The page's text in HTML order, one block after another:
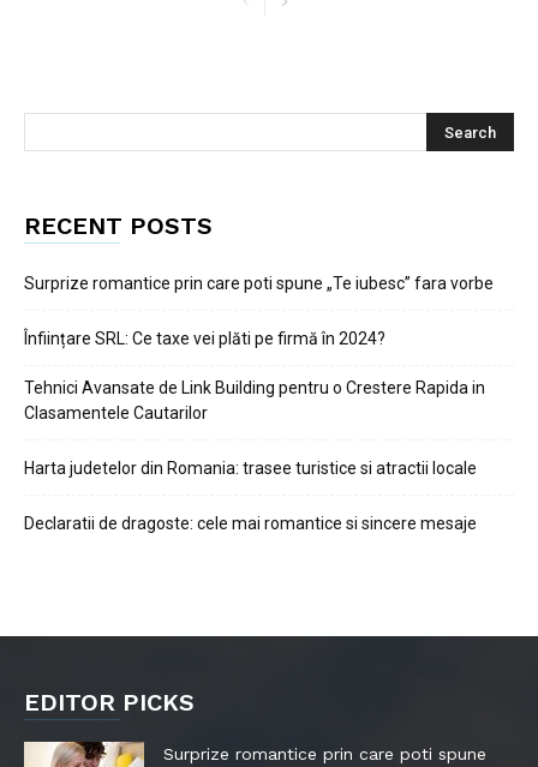
RECENT POSTS
Surprize romantice prin care poti spune „Te iubesc” fara vorbe
Înființare SRL: Ce taxe vei plăti pe firmă în 2024?
Tehnici Avansate de Link Building pentru o Crestere Rapida in
Clasamentele Cautarilor
Harta judetelor din Romania: trasee turistice si atractii locale
Declaratii de dragoste: cele mai romantice si sincere mesaje
EDITOR PICKS
Surprize romantice prin care poti spune